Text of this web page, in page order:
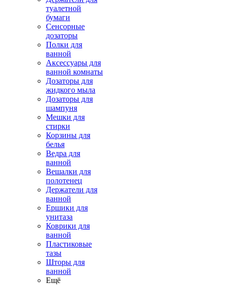
туалетной
бумаги
Сенсорные
дозаторы
Полки для
ванной
Аксессуары для
ванной комнаты
Дозаторы для
жидкого мыла
Дозаторы для
шампуня
Мешки для
стирки
Корзины для
белья
Ведра для
ванной
Вешалки для
полотенец
Держатели для
ванной
Ершики для
унитаза
Коврики для
ванной
Пластиковые
тазы
Шторы для
ванной
Ещё